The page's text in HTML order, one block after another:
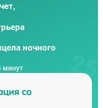
ночного
минут
со